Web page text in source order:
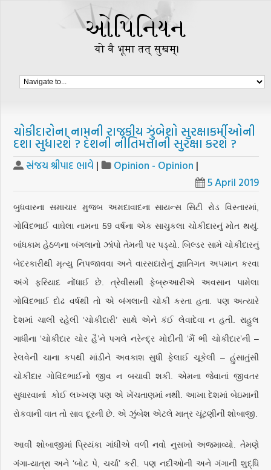
ચોકીદારોના નામની રાજકીય ઝુંબેશો સુરક્ષાકર્મીઓની
દશા સુધારશે ? દેશની નીતિમત્તાની સુરક્ષા કરશે ?
સંજય શ્રીપાદ ભાવે | Opinion - Opinion |
5 April 2019
બુધવારના સમાચાર મુજબ અમદાવાદના સાયન્સ સિટી રોડ વિસ્તારમાં,
ગોવિંદભાઈ વાઘેલા નામના 59 વર્ષના એક સાચુકલા ચોકીદારનું મોત થયું.
બાંધકામ હેઠળના બંગલાનો ઝાંપો તેમની પર પડ્યો. બિલ્ડર સામે ચોકીદારનું
બેદરકારીથી મૃત્યુ નિપજાવવા અને વારસદારોનું જ્ઞાતિગત અપમાન કરવા
અંગે ફરિયાદ નોંધાઈ છે. ત્રેવીસમી ફેબ્રુઆરીએ અવસાન પામેલા
ગોવિંદભાઈ દોઢ વર્ષથી તો એ બંગલાની ચોકી કરતા હતા. પણ અત્યારે
દેશમાં ચાલી રહેલી ‘ચોકીદારી’ સાથે એને કંઈ લેવાદેવા ન હતી. રાહુલ
ગાધીના ‘ચોકીદાર ચોર હૈ’ને પગલે નરેન્દ્ર મોદીની ‘મૈં ભી ચોકીદાર’ની –
રેલવેની ચાના કપથી માંડીને અવકાશ સુધી ફેલાઈ ચૂકેલી – હુંસાતુંસી
ચોકીદાર ગોવિંદભાઈનો જીવ ન બચાવી શકી. એમના જેવાનાં જીવતર
સુધારવાનાં કોઈ લખ્ખણ પણ એ ખેંચતાણમાં નથી. આખા દેશમાં બેઇમાની
રોકવાની વાત તો સાવ દૂરની છે. એ ઝુંબેશ એટલે માત્ર ચૂંટણીની શોબાજી.
આવી શોબાજીમાં પ્રિયંકા ગાંધીએ વળી નવો નુસખો અજમાવ્યો. તેમણે
ગંગા-યાત્રા અને ‘બોટ પે, ચર્ચા’ કરી. પણ નદીઓની અને ગંગાની શુદ્ધિ